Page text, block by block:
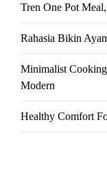
Tren One Pot
Rahasia Bikin
Minimalist
Modern
Healthy Comfort